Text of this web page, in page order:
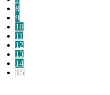
8
9
10
11
12
13
14
15